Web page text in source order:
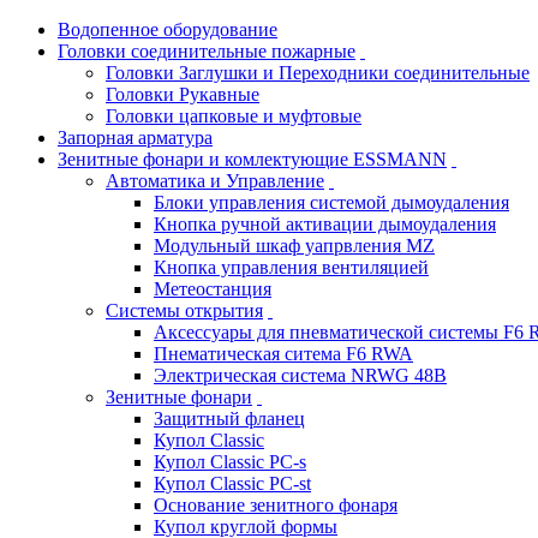
Водопенное оборудование
Головки соединительные пожарные
Головки Заглушки и Переходники соединительные
Головки Рукавные
Головки цапковые и муфтовые
Запорная арматура
Зенитные фонари и комлектующие ESSMANN
Автоматика и Управление
Блоки управления системой дымоудаления
Кнопка ручной активации дымоудаления
Модульный шкаф уапрвления MZ
Кнопка управления вентиляцией
Метеостанция
Системы открытия
Аксессуары для пневматической системы F6
Пнематическая ситема F6 RWA
Электрическая система NRWG 48В
Зенитные фонари
Защитный фланец
Купол Classic
Купол Classic PC-s
Купол Classic PC-st
Основание зенитного фонаря
Купол круглой формы